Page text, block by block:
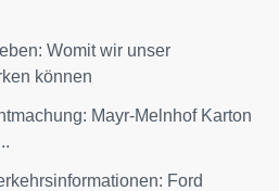
Womit wir unser
können
Mayr-Melnhof Karton
Ford